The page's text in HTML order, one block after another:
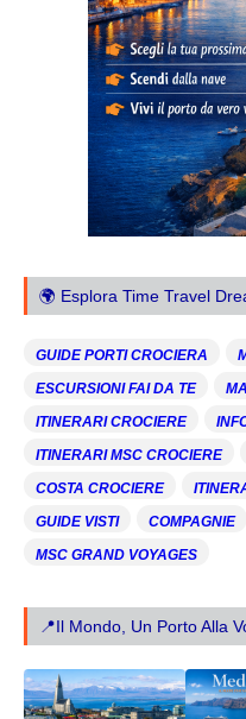
🌍 Esplora Time Travel
GUIDE PORTI CROCIERA
ESCURSIONI FAI DA TE
ITINERARI CROCIERE
ITINERARI MSC CROCIERE
COSTA CROCIERE
GUIDE VISTI
COMPAGNIE
MSC GRAND VOYAGES
📍Il Mondo, Un Porto Alla